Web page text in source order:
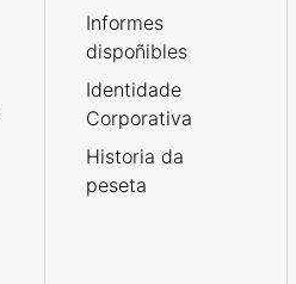
Informes
dispoñibles
Identidade
Corporativa
Historia da
peseta